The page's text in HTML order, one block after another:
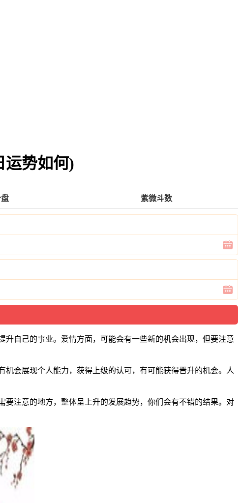
运势如何)
紫微斗数
自己的事业。爱情方面，可能会有一些新的机会出现，但要注意
会展现个人能力，获得上级的认可，有可能获得晋升的机会。人
注意的地方，整体呈上升的发展趋势，你们会有不错的结果。对